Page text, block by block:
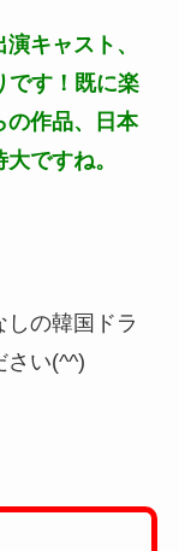
キャスト、
です！既に楽
の作品、日本
ですね。
の韓国ドラ
さい(^^)